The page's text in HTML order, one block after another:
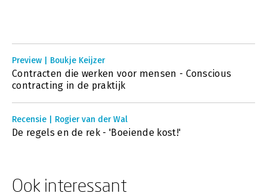
Preview | Boukje Keijzer
Contracten die werken voor mensen - Conscious
contracting in de praktijk
Recensie | Rogier van der Wal
De regels en de rek - 'Boeiende kost!'
Ook interessant